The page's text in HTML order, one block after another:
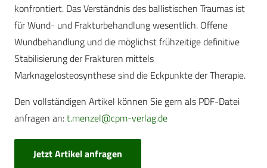
konfrontiert. Das Verständnis des ballistischen Traumas ist
für Wund- und Frakturbehandlung wesentlich. Offene
Wundbehandlung und die möglichst frühzeitige definitive
Stabilisierung der Frakturen mittels
Marknagelosteosynthese sind die Eckpunkte der Therapie.
Den vollständigen Artikel können Sie gern als PDF-Datei
anfragen an:t.menzel@cpm-verlag.de
Jetzt Artikel anfragen